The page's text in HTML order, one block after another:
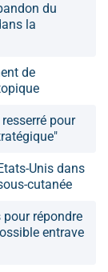
du
la
de
pour
Unis dans
cutanée
répondre
entrave